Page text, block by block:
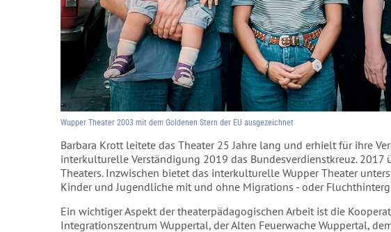
Wupper Theater 2003 mit dem Goldenen Stern der EU ausgezeichnet
Barbara Krott leitete das Theater 25 Jahre lang und erhielt für ihre
interkulturelle Verständigung 2019 das Bundesverdienstkreuz. 2017
Theaters. Inzwischen bietet das interkulturelle Wupper Theater
Kinder und Jugendliche mit und ohne Migrations - oder
Ein wichtiger Aspekt der theaterpädagogischen Arbeit ist die
Integrationszentrum Wuppertal, der Alten Feuerwache Wuppertal,